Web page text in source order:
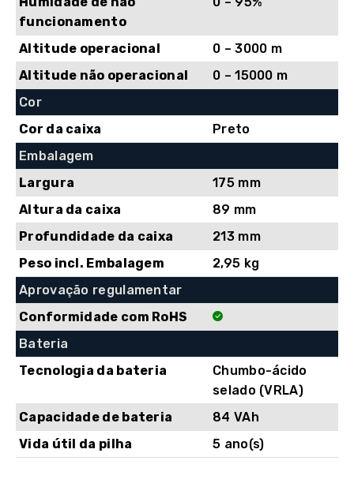
funcionamento
Altitude operacional
0 – 3000 m
Altitude não operacional
0 – 15000 m
Cor
Cor da caixa
Preto
Embalagem
Largura
175 mm
Altura da caixa
89 mm
Profundidade da caixa
213 mm
Peso incl. Embalagem
2,95 kg
Aprovação regulamentar
Conformidade com RoHS
Bateria
Tecnologia da bateria
Chumbo-ácido
selado (VRLA)
Capacidade de bateria
84 VAh
Vida útil da pilha
5 ano(s)